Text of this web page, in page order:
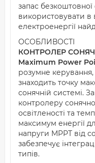
запас
використовувати в
електроенергії
ОСОБЛИВОСТІ
КОНТРОЛЕР
Maximum Power
розумне керування,
знаходить точку
сонячній системі.
контролеру
освітленості та
максимум енергії
напруги MPPT від
забезпечує
типів.